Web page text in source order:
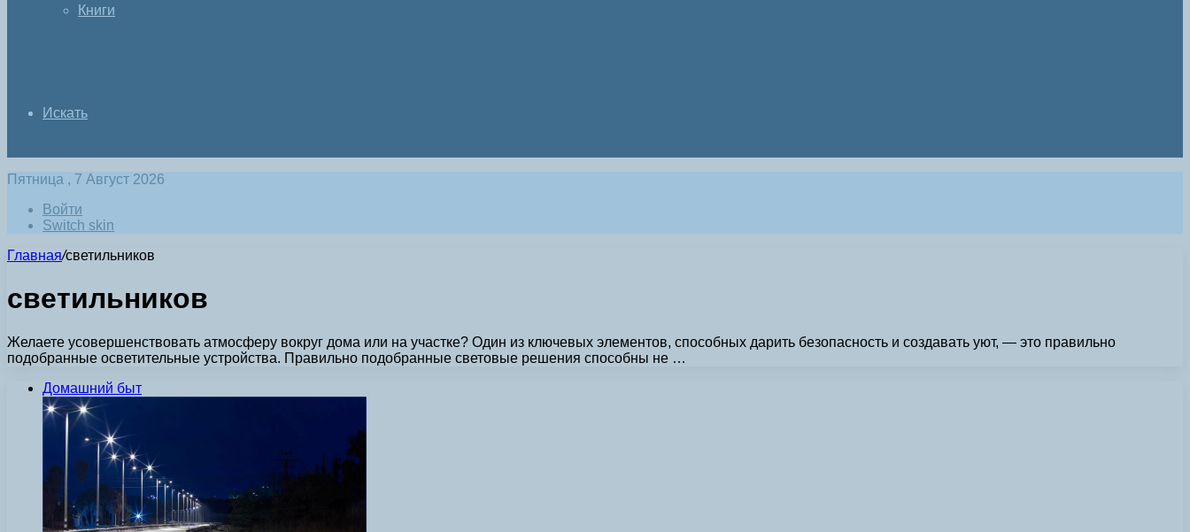
Книги
Искать
Пятница , 7 Август 2026
Войти
Switch skin
Главная/светильников
светильников
Желаете усовершенствовать атмосферу вокруг дома или на участке? Один из ключевых элементов, способных дарить безопасность и создавать уют, — это правильно
подобранные осветительные устройства. Правильно подобранные световые решения способны не …
Домашний быт